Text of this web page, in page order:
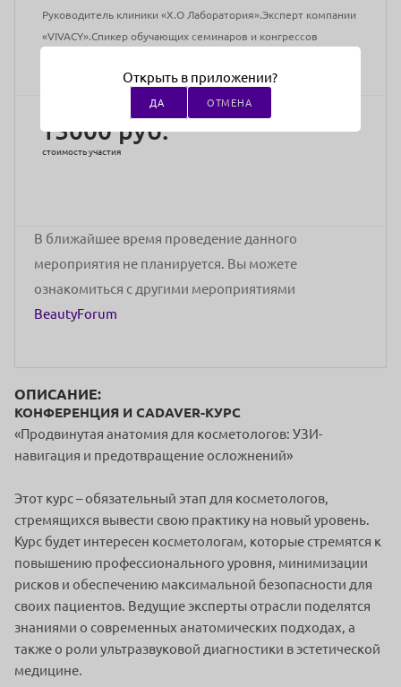
Руководитель клиники «X.О Лаборатория».Эксперт компании
«VIVACY».Спикер обучающих семинаров и конгрессов
15000 руб.
стоимость участия
В ближайшее время проведение данного
мероприятия не планируется. Вы можете
ознакомиться с другими мероприятиями
BeautyForum
ОПИСАНИЕ:
КОНФЕРЕНЦИЯ И CADAVER-КУРС
«Продвинутая анатомия для косметологов: УЗИ-
навигация и предотвращение осложнений»
Этот курс – обязательный этап для косметологов,
стремящихся вывести свою практику на новый уровень.
Курс будет интересен косметологам, которые стремятся к
повышению профессионального уровня, минимизации
рисков и обеспечению максимальной безопасности для
своих пациентов. Ведущие эксперты отрасли поделятся
знаниями о современных анатомических подходах, а
также о роли ультразвуковой диагностики в эстетической
медицине.
Открыть в приложении?
ДА ОТМЕНА